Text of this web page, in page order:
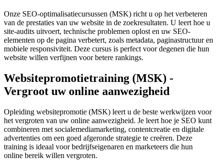
Onze SEO-optimalisatiecursussen (MSK) richt u op het verbeteren
van de prestaties van uw website in de zoekresultaten. U leert hoe u
site-audits uitvoert, technische problemen oplost en uw SEO-
elementen op de pagina verbetert, zoals metadata, paginastructuur en
mobiele responsiviteit. Deze cursus is perfect voor degenen die hun
website willen verfijnen voor betere rankings.
Websitepromotietraining (MSK) -
Vergroot uw online aanwezigheid
Opleiding websitepromotie (MSK) leert u de beste werkwijzen voor
het vergroten van uw online aanwezigheid. Je leert hoe je SEO kunt
combineren met socialemediamarketing, contentcreatie en digitale
advertenties om een ​​goed afgeronde strategie te creëren. Deze
training is ideaal voor bedrijfseigenaren en marketeers die hun
online bereik willen vergroten.